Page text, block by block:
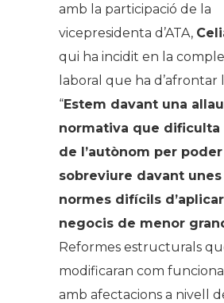
amb la participació de la
vicepresidenta d’ATA,
qui ha incidit en la
laboral que ha d’afrontar
“Estem davant una allau
normativa que dificulta
de l’autònom per poder
sobreviure davant
normes difícils
negocis de menor
Reformes estructurals
modificaran com
amb afectacions a nivell